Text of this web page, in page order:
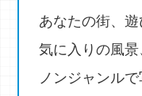
あなたの街、
気に入りの風
ノンジャンル